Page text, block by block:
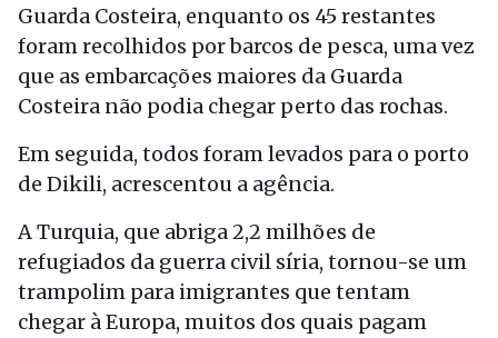
Guarda Costeira, enquanto os 45 restantes
foram recolhidos por barcos de pesca, uma vez
que as embarcações maiores da Guarda
Costeira não podia chegar perto das rochas.
Em seguida, todos foram levados para o porto
de Dikili, acrescentou a agência.
A Turquia, que abriga 2,2 milhões de
refugiados da guerra civil síria, tornou-se um
trampolim para imigrantes que tentam
chegar à Europa, muitos dos quais pagam